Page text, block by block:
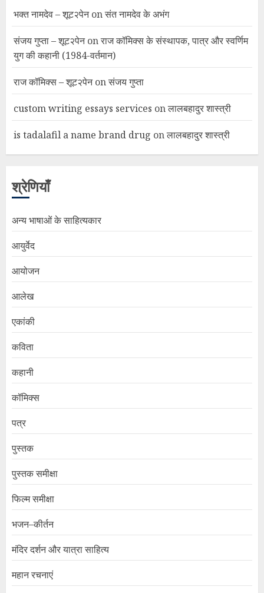
भक्त नामदेव – शूट२पेनonसंत नामदेव के अभंग
संजय गुप्ता – शूट२पेनonराज कॉमिक्स के संस्थापक, पात्र और स्वर्णिम
युग की कहानी (1984-वर्तमान)
राज कॉमिक्स – शूट२पेनonसंजय गुप्ता
custom writing essays services onलालबहादुर शास्त्री
is tadalafil a name brand drug onलालबहादुर शास्त्री
श्रेणियाँ
अन्य भाषाओं के साहित्यकार
आयुर्वेद
आयोजन
आलेख
एकांकी
कविता
कहानी
कॉमिक्स
पत्र
पुस्तक
पुस्तक समीक्षा
फिल्म समीक्षा
भजन–कीर्तन
मंदिर दर्शन और यात्रा साहित्य
महान रचनाएं